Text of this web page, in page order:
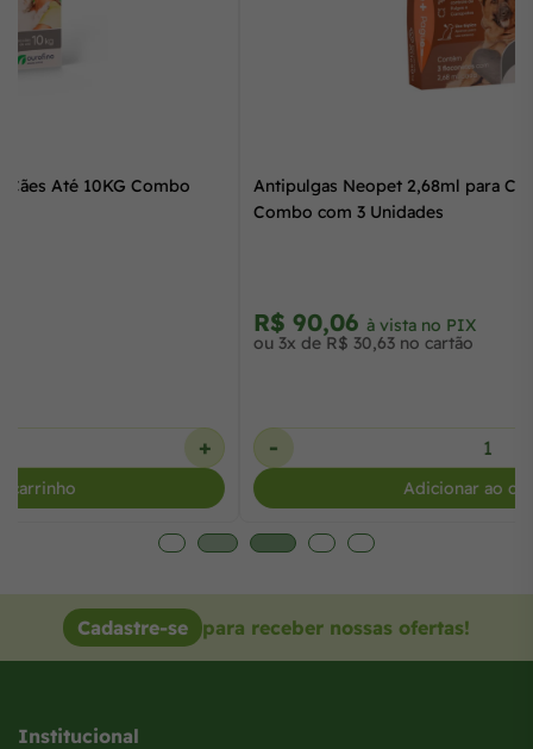
Antipulgas Neopet 0,67ml para Cães Até 10KG Combo
+
Adicionar ao carrinho
Cadastre-se para receber nossas ofertas!
Institucional